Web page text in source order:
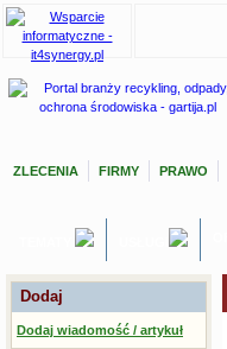
ZLECENIA FIRMY PRAWO
Dodaj
Dodaj wiadomość / artykuł